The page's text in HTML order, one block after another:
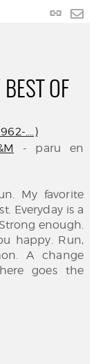
Lien
BEST OF
....)
- paru en
My favorite
Everyday is a
enough.
happy. Run,
A change
goes the